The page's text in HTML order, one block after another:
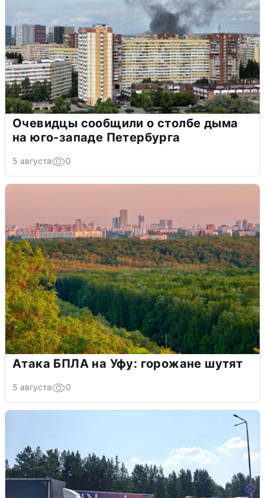
Очевидцы сообщили о столбе дыма
на юго-западе Петербурга
5 августа 0
Атака БПЛА на Уфу: горожане шутят
5 августа 0